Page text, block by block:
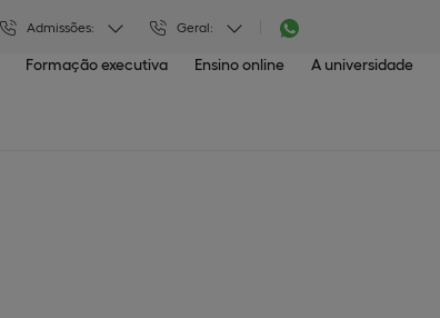
Admissões: Geral:
Formação executiva Ensino online A universidade